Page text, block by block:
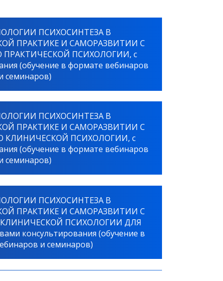
ПСИХОСИНТЕЗА В
ПРАКТИКЕ И САМОРАЗВИТИИ С
ПСИХОЛОГИИ, с
(обучение в формате вебинаров
семинаров)
ПСИХОСИНТЕЗА В
ПРАКТИКЕ И САМОРАЗВИТИИ С
КЛИНИЧЕСКОЙ ПСИХОЛОГИИ, с
(обучение в формате вебинаров
семинаров)
ПСИХОСИНТЕЗА В
ПРАКТИКЕ И САМОРАЗВИТИИ С
ПСИХОЛОГИИ ДЛЯ
консультирования (обучение в
и семинаров)